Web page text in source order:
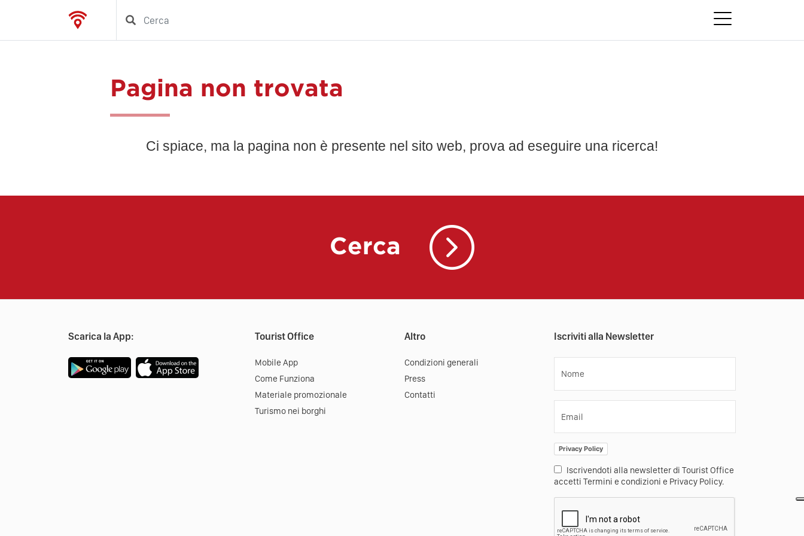
Pagina non trovata
Ci spiace, ma la pagina non è presente nel sito web, prova ad eseguire una ricerca!
Cerca
Scarica la App: Tourist Office
Mobile App
Come Funziona
Materiale promozionale
Turismo nei borghi
Altro
Condizioni generali
Press
Contatti
Iscriviti alla Newsletter
Nome
Email
Privacy Policy
Iscrivendoti alla newsletter di Tourist Office
accetti Termini e condizioni e Privacy Policy.